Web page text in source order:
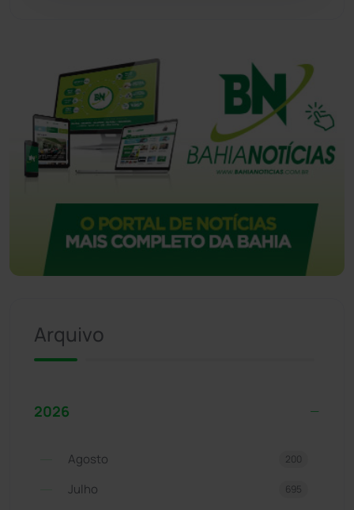
Arquivo
2026
Agosto 200
Julho 695